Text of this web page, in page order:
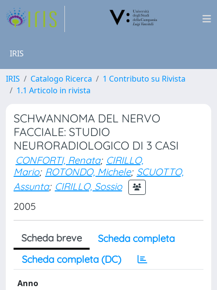
IRIS
IRIS Catalogo Ricerca
1 Contributo su Rivista
1.1 Articolo in rivista
SCHWANNOMA DEL NERVO
FACCIALE: STUDIO
NEURORADIOLOGICO DI 3 CASI
CONFORTI, Renata; CIRILLO,
Mario; ROTONDO, Michele; SCUOTTO,
Assunta; CIRILLO, Sossio
2005
Scheda breve
Scheda completa
Scheda completa (DC)
Anno